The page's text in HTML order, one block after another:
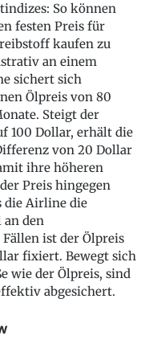
So können
festen Preis für
kaufen zu
an einem
sichert sich
Ölpreis von 80
Steigt der
100 Dollar, erhält die
von 20 Dollar
ihre höheren
Preis hingegen
die Airline die
an den
ist der Ölpreis
fixiert. Bewegt sich
wie der Ölpreis, sind
abgesichert.